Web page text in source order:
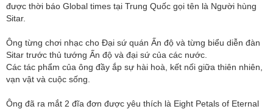
được thời báo Global times tại Trung Quốc gọi tên là Người hùng
Sitar.
Ông từng chơi nhạc cho Đại sứ quán Ấn độ và từng biểu diễn đàn
Sitar trước thủ tướng Ấn độ và đại sứ của các nước.
Các tác phẩm của ông đầy ắp sự hài hoà, kết nối giữa thiên nhiên,
vạn vật và cuộc sống.
Ông đã ra mắt 2 đĩa đơn được yêu thích là Eight Petals of Eternal